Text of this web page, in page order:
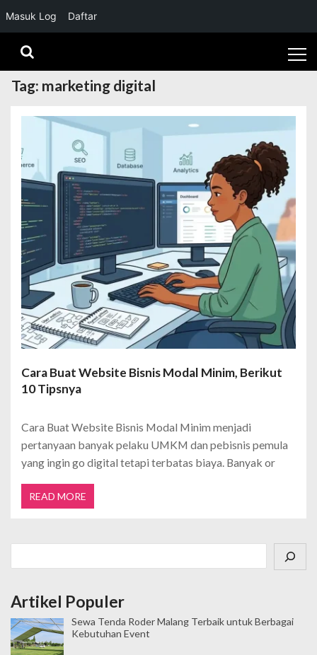
Masuk Log
Daftar
navigation
content
Tag: marketing digital
Cara Buat Website Bisnis Modal Minim, Berikut
10 Tipsnya
Cara Buat Website Bisnis Modal Minim menjadi
pertanyaan banyak pelaku UMKM dan pebisnis pemula
yang ingin go digital tetapi terbatas biaya. Banyak or
READ MORE
Artikel Populer
Sewa Tenda Roder Malang Terbaik untuk Berbagai
Kebutuhan Event